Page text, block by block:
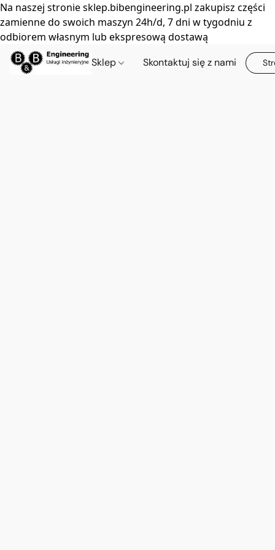
Na naszej stronie sklep.bibengineering.pl zakupisz części
zamienne do swoich maszyn 24h/d, 7 dni w tygodniu z
odbiorem własnym lub ekspresową dostawą
Sklep Skontaktuj się z nami